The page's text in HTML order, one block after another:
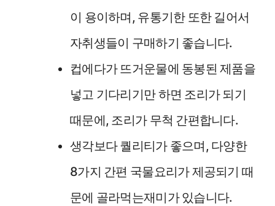
이 용이하며, 유통기한 또한 길어서
자취생들이 구매하기 좋습니다.
컵에다가 뜨거운물에 동봉된 제품을
넣고 기다리기만 하면 조리가 되기
때문에, 조리가 무척 간편합니다.
생각보다 퀄리티가 좋으며, 다양한
8가지 간편 국물요리가 제공되기 때
문에 골라먹는재미가 있습니다.